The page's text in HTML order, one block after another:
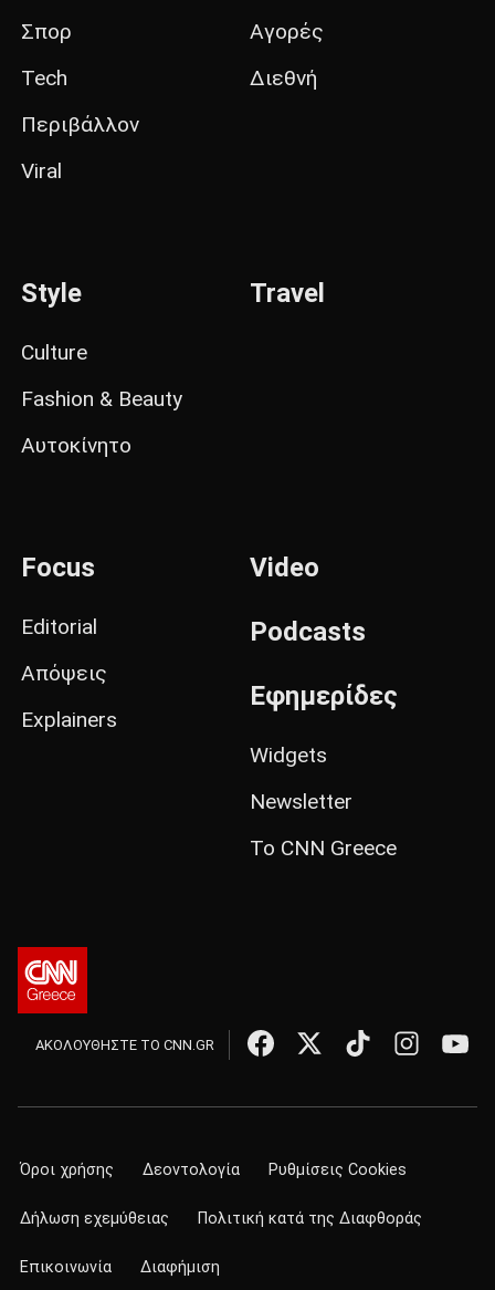
Σπορ
Tech
Περιβάλλον
Viral
Αγορές
Διεθνή
Style
Culture
Fashion & Beauty
Αυτοκίνητο
Travel
Focus
Editorial
Απόψεις
Explainers
Video
Podcasts
Εφημερίδες
Widgets
Newsletter
Το CNN Greece
ΑΚΟΛΟΥΘΗΣΤΕ ΤΟ CNN.GR
Όροι χρήσης Δεοντολογία Ρυθμίσεις Cookies
Δήλωση εχεμύθειας Πολιτική κατά της Διαφθοράς
Επικοινωνία Διαφήμιση